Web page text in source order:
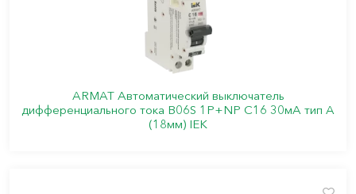
ARMAT Автоматический выключатель
дифференциального тока B06S 1P+NP C16 30мА тип A
(18мм) IEK